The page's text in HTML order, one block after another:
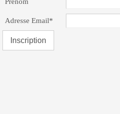
Adresse Email*